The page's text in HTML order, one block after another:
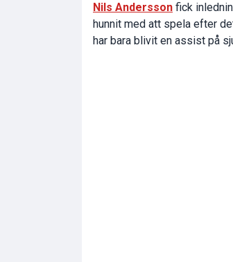
Nils Andersson fick
hunnit med att spela efter
har bara blivit en assist på